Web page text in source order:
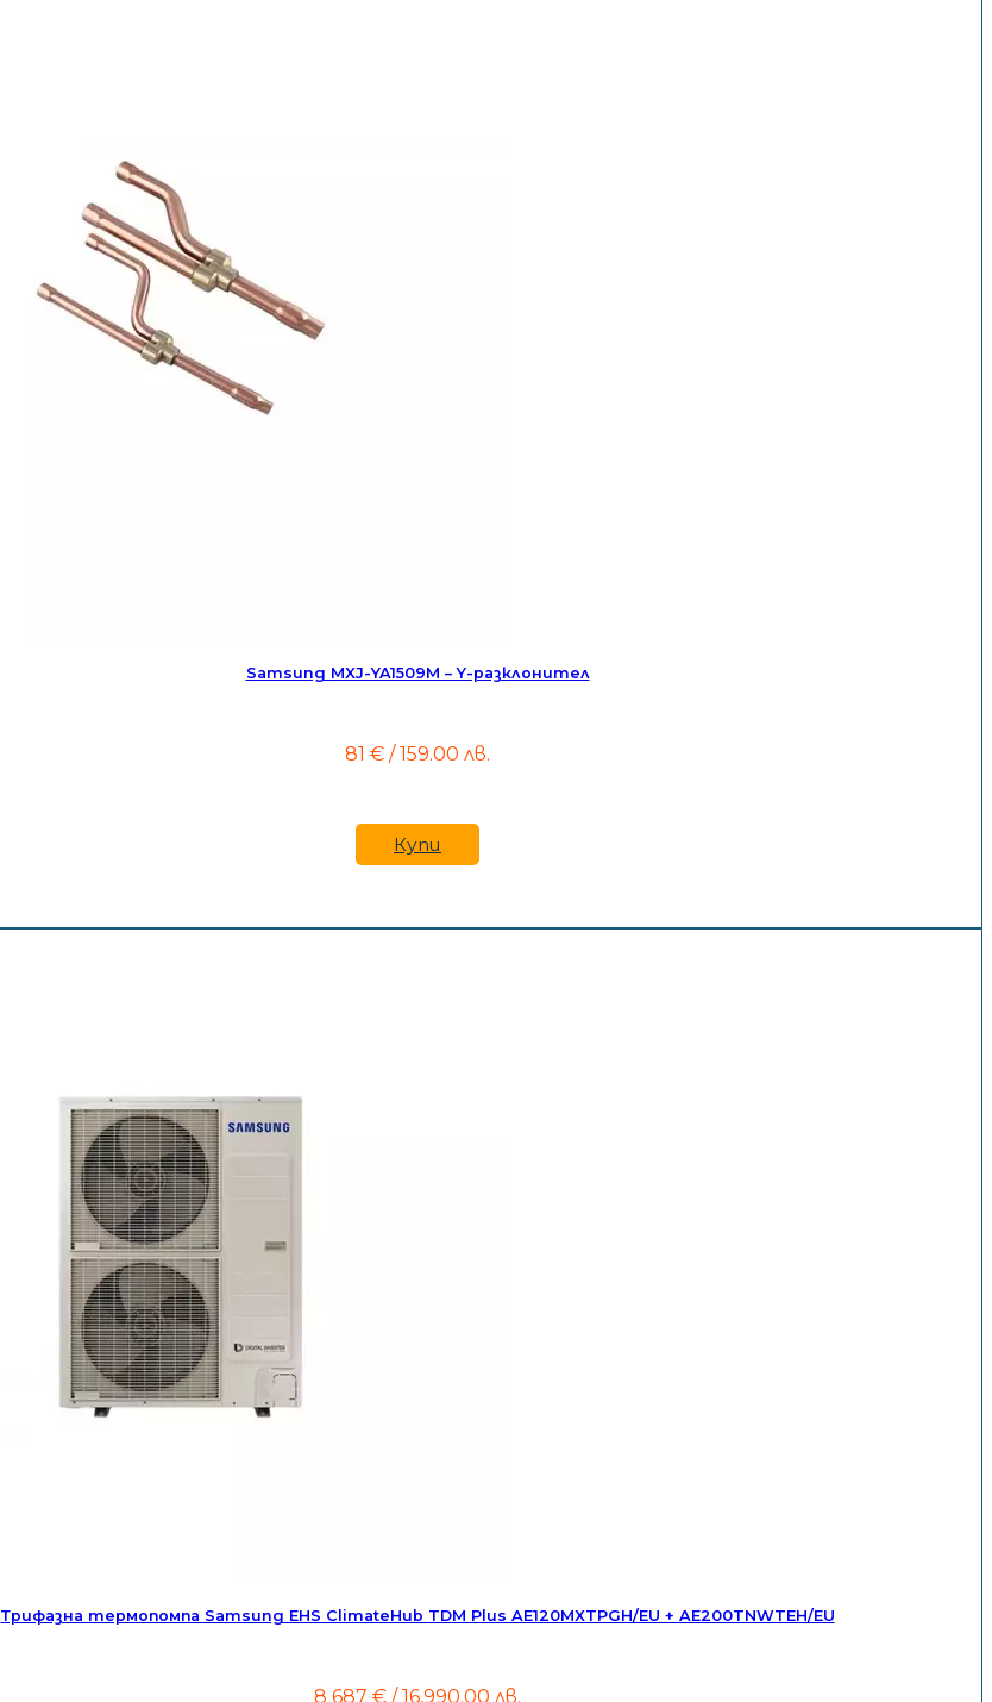
Samsung MXJ-YA1509M – Y-разклонител
81 € / 159.00 лв.
Купи
Трифазна термопомпа Samsung EHS ClimateHub TDM Plus AE120MXTPGH/EU + AE200TNWTEH/EU
8 687 € / 16,990.00 лв.